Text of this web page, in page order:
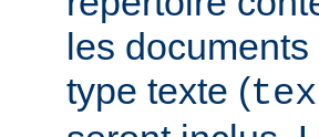
les
type texte (